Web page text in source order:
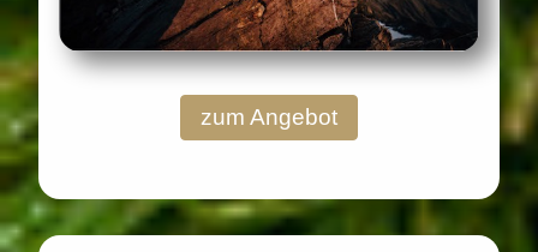
zum Angebot